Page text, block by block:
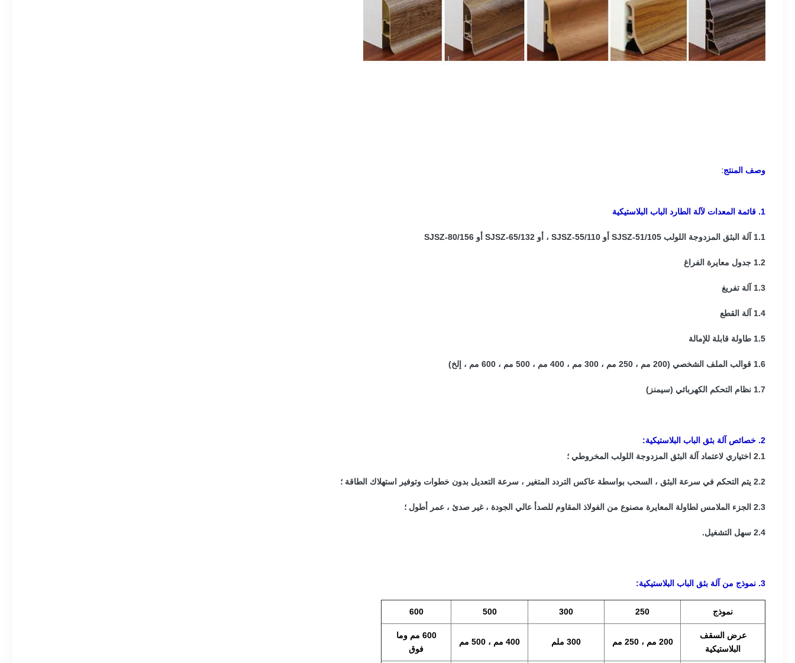
وصف المنتج:
1. قائمة المعدات لآلة الطارد الباب البلاستيكية
1.1 آلة البثق المزدوجة اللولب SJSZ-51/105 أو SJSZ-55/110 ، أو SJSZ-65/132 أو SJSZ-80/156
1.2 جدول معايرة الفراغ
1.3 آلة تفريغ
1.4 آلة القطع
1.5 طاولة قابلة للإمالة
1.6 قوالب الملف الشخصي (200 مم ، 250 مم ، 300 مم ، 400 مم ، 500 مم ، 600 مم ، إلخ)
1.7 نظام التحكم الكهربائي (سيمنز)
2. خصائص آلة بثق الباب البلاستيكية:
2.1 اختياري لاعتماد آلة البثق المزدوجة اللولب المخروطي ؛
2.2 يتم التحكم في سرعة البثق ، السحب بواسطة عاكس التردد المتغير ، سرعة التعديل بدون خطوات وتوفير استهلاك الطاقة ؛
2.3 الجزء الملامس لطاولة المعايرة مصنوع من الفولاذ المقاوم للصدأ عالي الجودة ، غير صدئ ، عمر أطول ؛
2.4 سهل التشغيل.
3. نموذج من آلة بثق الباب البلاستيكية:
نموذج 250
300
500
600
عرض السقف
البلاستيكية
200 مم ، 250 مم 300 ملم 400 مم ، 500 مم
600 مم وما
فوق